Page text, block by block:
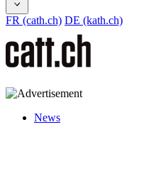
FR (cath.ch) DE (kath.ch)
News